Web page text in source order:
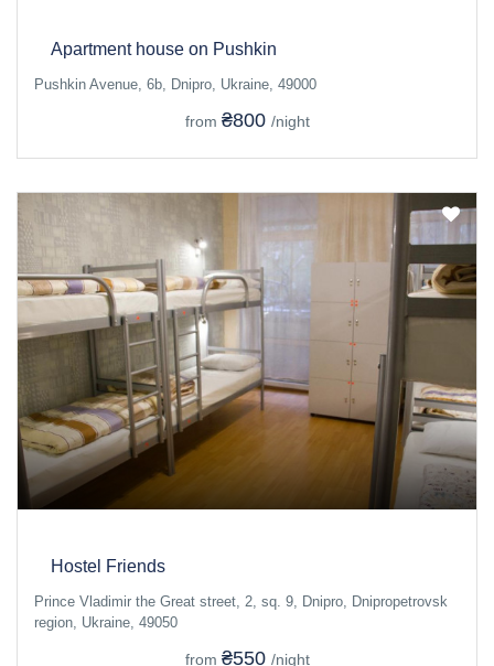
Apartment house on Pushkin
Pushkin Avenue, 6b, Dnipro, Ukraine, 49000
from ₴800 /night
Hostel Friends
Prince Vladimir the Great street, 2, sq. 9, Dnipro, Dnipropetrovsk
region, Ukraine, 49050
from ₴550 /night